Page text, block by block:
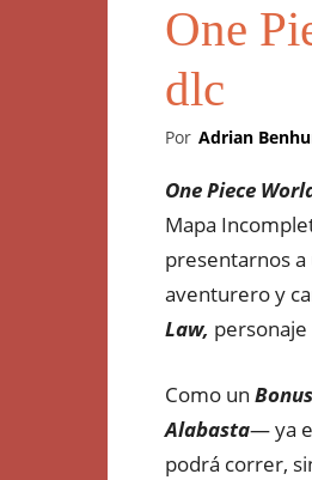
One
dlc
Por Adrian
One Piece
Mapa
presentarnos
aventurero y
Law,
Como un Bonus
Alabasta— ya
podrá correr,